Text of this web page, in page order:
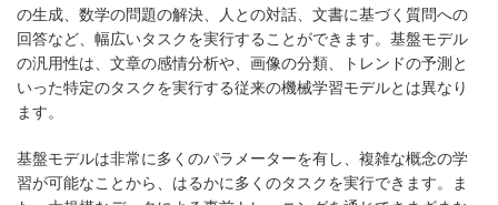
の生成、数学の問題の解決、人との対話、文書に基づく質問への
回答など、幅広いタスクを実行することができます。基盤モデル
の汎用性は、文章の感情分析や、画像の分類、トレンドの予測と
いった特定のタスクを実行する従来の機械学習モデルとは異なり
ます。
基盤モデルは非常に多くのパラメーターを有し、複雑な概念の学
習が可能なことから、はるかに多くのタスクを実行できます。ま